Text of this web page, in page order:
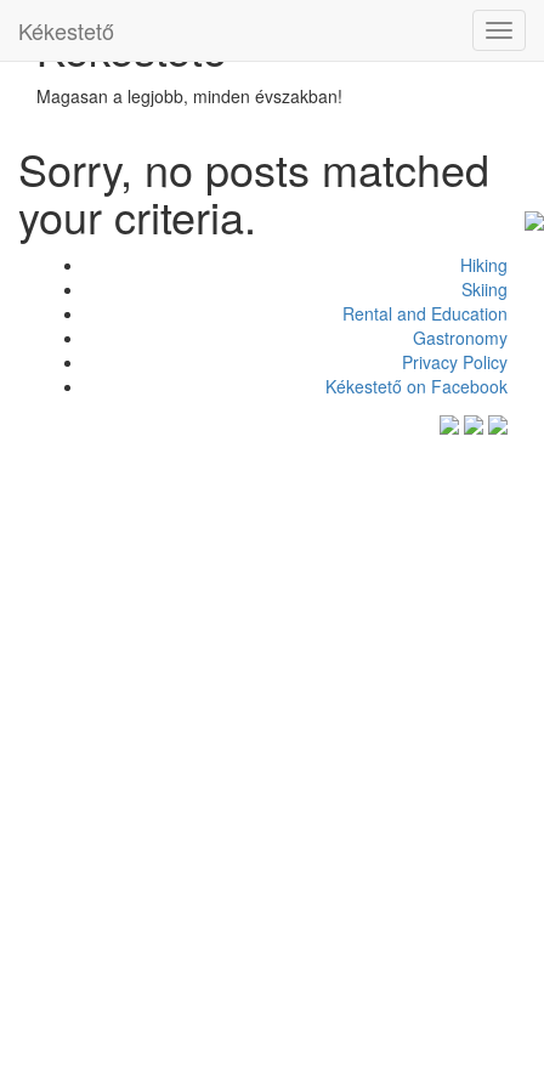
Kékestető
Kékestető
Magasan a legjobb, minden évszakban!
Sorry, no posts matched
your criteria.
Hiking
Skiing
Rental and Education
Gastronomy
Privacy Policy
Kékestető on Facebook